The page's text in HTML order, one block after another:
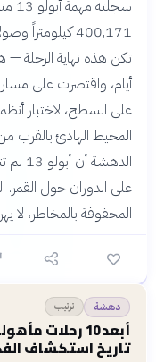
أيام، واقتصرت على
على السطح، لاختبار
على الدوران حول القمر.
المحفوفة بالمخاطر، لا
دهشة ترتيب
أبعد 10 رحلات
تاريخ استكشاف